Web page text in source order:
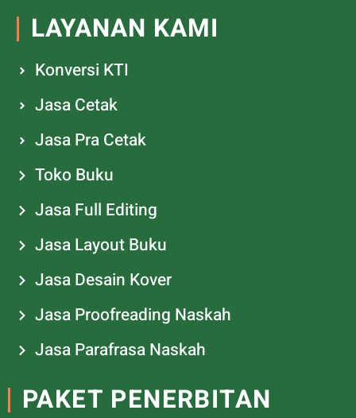
LAYANAN KAMI
Konversi KTI
Jasa Cetak
Jasa Pra Cetak
Toko Buku
Jasa Full Editing
Jasa Layout Buku
Jasa Desain Kover
Jasa Proofreading Naskah
Jasa Parafrasa Naskah
PAKET PENERBITAN